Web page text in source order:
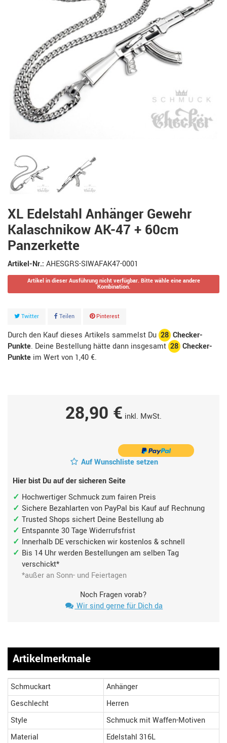
XL Edelstahl Anhänger Gewehr
Kalaschnikow AK-47 + 60cm
Panzerkette
Artikel-Nr.: AHESGRS-SIWAFAK47-0001
Artikel in dieser Ausführung nicht verfügbar. Bitte wähle eine andere
Kombination.
Twitter Teilen Pinterest
Durch den Kauf dieses Artikels sammelst Du 28 Checker-
Punkte. Deine Bestellung hätte dann insgesamt 28 Checker-
Punkte im Wert von 1,40 €.
28,90 € inkl. MwSt.
Auf Wunschliste setzen
Hier bist Du auf der sicheren Seite
Hochwertiger Schmuck zum fairen Preis
Sichere Bezahlarten von PayPal bis Kauf auf Rechnung
Trusted Shops sichert Deine Bestellung ab
Entspannte 30 Tage Widerrufsfrist
Innerhalb DE verschicken wir kostenlos & schnell
Bis 14 Uhr werden Bestellungen am selben Tag
verschickt*
*außer an Sonn- und Feiertagen
Noch Fragen vorab?
Wir sind gerne für Dich da
Artikelmerkmale
Schmuckart
Anhänger
Geschlecht
Herren
Style
Schmuck mit Waffen-Motiven
Material
Edelstahl 316L